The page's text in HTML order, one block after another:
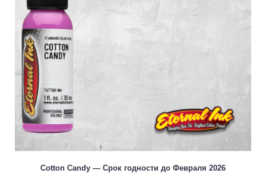
Cotton Candy — Срок годности до Февраля 2026